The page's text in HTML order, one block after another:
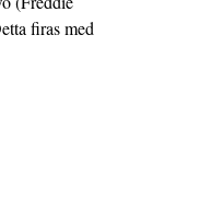
firas med